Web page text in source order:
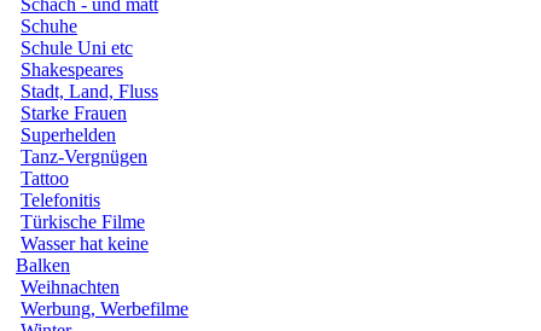
Schach - und matt
Schuhe
Schule Uni etc
Shakespeares
Stadt, Land, Fluss
Starke Frauen
Superhelden
Tanz-Vergnügen
Tattoo
Telefonitis
Türkische Filme
Wasser hat keine
Balken
Weihnachten
Werbung, Werbefilme